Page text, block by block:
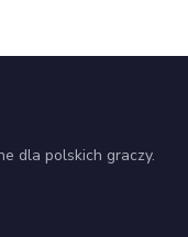
dla polskich graczy.